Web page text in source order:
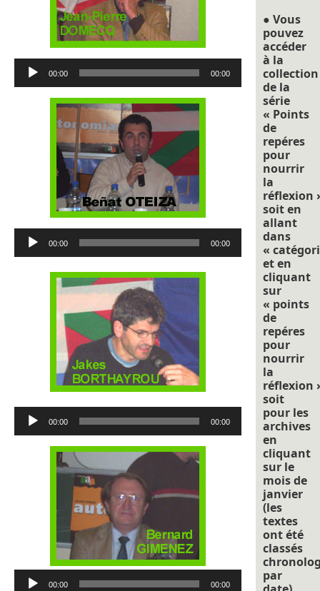
Lecteur
audio
00:00 00:00
Lecteur
audio
00:00 00:00
Lecteur
audio
00:00 00:00
Lecteur
00:00 00:00
● Vous
pouvez
accéder
à la
collection
de la
série
« Points
de
repéres
pour
nourrir
la
réflexion
soit en
allant
dans
«
et en
cliquant
sur
« points
de
repéres
pour
nourrir
la
réflexion
soit
pour les
archives
en
cliquant
sur le
mois de
janvier
(les
textes
ont été
classés
par